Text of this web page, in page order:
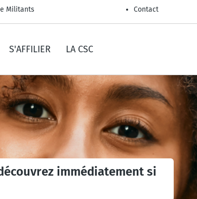
Militants Contact
S'AFFILIER LA CSC
immédiatement si